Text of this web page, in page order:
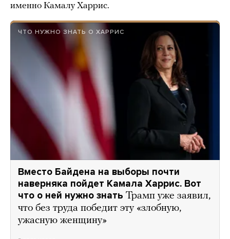
именно Камалу Харрис.
ЧТО НУЖНО ЗНАТЬ О ХАРРИС
Вместо Байдена на выборы почти
наверняка пойдет Камала Харрис. Вот
что о ней нужно знать Трамп уже заявил,
что без труда победит эту «злобную,
ужасную женщину»